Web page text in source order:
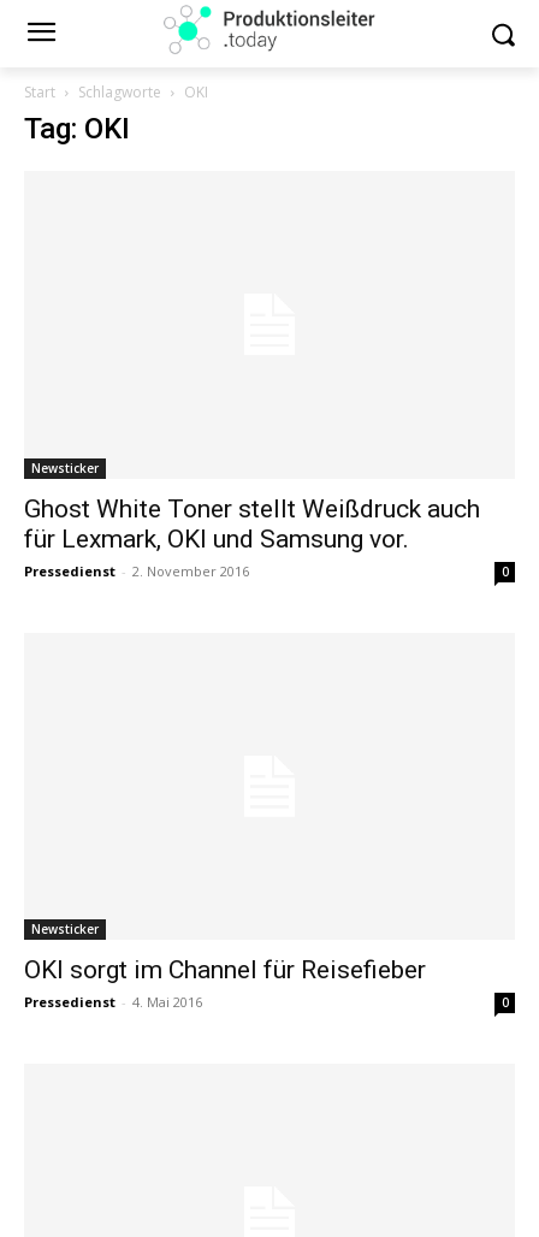
Start Schlagworte OKI
Tag: OKI
Newsticker
Ghost White Toner stellt Weißdruck auch
für Lexmark, OKI und Samsung vor.
Pressedienst - 2. November 2016 0
Newsticker
OKI sorgt im Channel für Reisefieber
Pressedienst - 4. Mai 2016 0